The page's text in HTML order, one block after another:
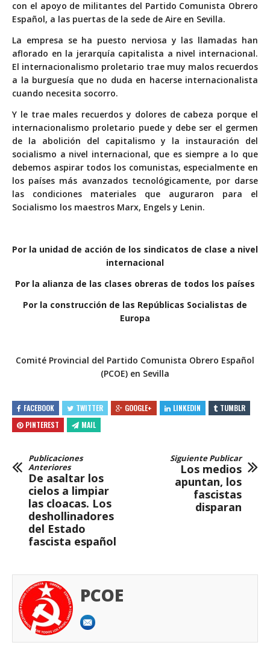
con el apoyo de militantes del Partido Comunista Obrero
Español, a las puertas de la sede de Aire en Sevilla.
La empresa se ha puesto nerviosa y las llamadas han
aflorado en la jerarquía capitalista a nivel internacional.
El internacionalismo proletario trae muy malos recuerdos
a la burguesía que no duda en hacerse internacionalista
cuando necesita socorro.
Y le trae males recuerdos y dolores de cabeza porque el
internacionalismo proletario puede y debe ser el germen
de la abolición del capitalismo y la instauración del
socialismo a nivel internacional, que es siempre a lo que
debemos aspirar todos los comunistas, especialmente en
los países más avanzados tecnológicamente, por darse
las condiciones materiales que auguraron para el
Socialismo los maestros Marx, Engels y Lenin.
Por la unidad de acción de los sindicatos de clase a nivel
internacional
Por la alianza de las clases obreras de todos los países
Por la construcción de las Repúblicas Socialistas de
Europa
Comité Provincial del Partido Comunista Obrero Español
(PCOE) en Sevilla
FACEBOOK TWITTER GOOGLE+ LINKEDIN
TUMBLR
PINTEREST
MAIL
Publicaciones
Anteriores
De asaltar los
cielos a limpiar
las cloacas. Los
deshollinadores
del Estado
fascista español
Siguiente Publicar
Los medios
apuntan, los
fascistas
disparan
PCOE